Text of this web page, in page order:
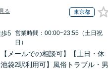
る 東京都
5 営業時間：00:00~23:55（土日祝
日）
メールでの相談可】【土日・休
袋2駅利用可】風俗トラブル・男